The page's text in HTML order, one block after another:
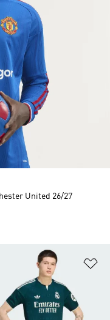
รายการสินค้าโปรด
United 26/27